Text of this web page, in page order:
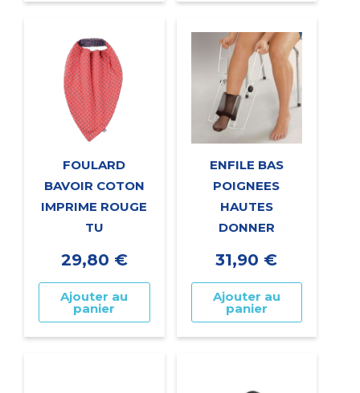
FOULARD
BAVOIR COTON
IMPRIME ROUGE
TU
29,80 €
Ajouter au
panier
ENFILE BAS
POIGNEES
HAUTES
DONNER
31,90 €
Ajouter au
panier